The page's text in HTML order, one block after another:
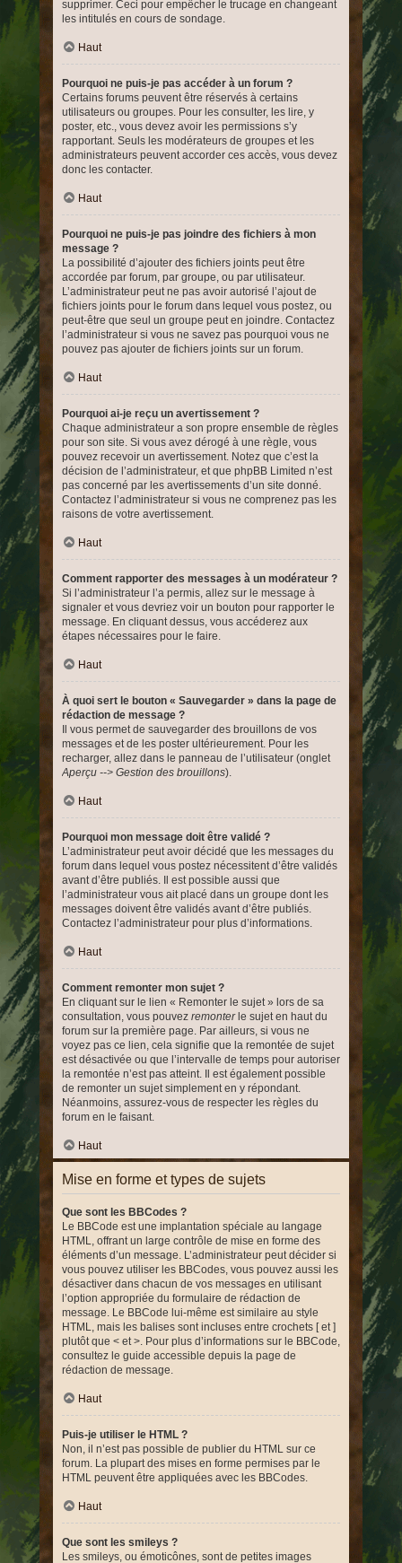
supprimer. Ceci pour empêcher le trucage en changeant
les intitulés en cours de sondage.
Haut
Pourquoi ne puis-je pas accéder à un forum ?
Certains forums peuvent être réservés à certains
utilisateurs ou groupes. Pour les consulter, les lire, y
poster, etc., vous devez avoir les permissions s’y
rapportant. Seuls les modérateurs de groupes et les
administrateurs peuvent accorder ces accès, vous devez
donc les contacter.
Haut
Pourquoi ne puis-je pas joindre des fichiers à mon
message ?
La possibilité d’ajouter des fichiers joints peut être
accordée par forum, par groupe, ou par utilisateur.
L’administrateur peut ne pas avoir autorisé l’ajout de
fichiers joints pour le forum dans lequel vous postez, ou
peut-être que seul un groupe peut en joindre. Contactez
l’administrateur si vous ne savez pas pourquoi vous ne
pouvez pas ajouter de fichiers joints sur un forum.
Haut
Pourquoi ai-je reçu un avertissement ?
Chaque administrateur a son propre ensemble de règles
pour son site. Si vous avez dérogé à une règle, vous
pouvez recevoir un avertissement. Notez que c’est la
décision de l’administrateur, et que phpBB Limited n’est
pas concerné par les avertissements d’un site donné.
Contactez l’administrateur si vous ne comprenez pas les
raisons de votre avertissement.
Haut
Comment rapporter des messages à un modérateur ?
Si l’administrateur l’a permis, allez sur le message à
signaler et vous devriez voir un bouton pour rapporter le
message. En cliquant dessus, vous accéderez aux
étapes nécessaires pour le faire.
Haut
À quoi sert le bouton « Sauvegarder » dans la page de
rédaction de message ?
Il vous permet de sauvegarder des brouillons de vos
messages et de les poster ultérieurement. Pour les
recharger, allez dans le panneau de l’utilisateur (onglet
Aperçu --> Gestion des brouillons).
Haut
Pourquoi mon message doit être validé ?
L’administrateur peut avoir décidé que les messages du
forum dans lequel vous postez nécessitent d’être validés
avant d’être publiés. Il est possible aussi que
l’administrateur vous ait placé dans un groupe dont les
messages doivent être validés avant d’être publiés.
Contactez l’administrateur pour plus d’informations.
Haut
Comment remonter mon sujet ?
En cliquant sur le lien « Remonter le sujet » lors de sa
consultation, vous pouvez remonterle sujet en haut du
forum sur la première page. Par ailleurs, si vous ne
voyez pas ce lien, cela signifie que la remontée de sujet
est désactivée ou que l’intervalle de temps pour autoriser
la remontée n’est pas atteint. Il est également possible
de remonter un sujet simplement en y répondant.
Néanmoins, assurez-vous de respecter les règles du
forum en le faisant.
Haut
Mise en forme et types de sujets
Que sont les BBCodes ?
Le BBCode est une implantation spéciale au langage
HTML, offrant un large contrôle de mise en forme des
éléments d’un message. L’administrateur peut décider si
vous pouvez utiliser les BBCodes, vous pouvez aussi les
désactiver dans chacun de vos messages en utilisant
l’option appropriée du formulaire de rédaction de
message. Le BBCode lui-même est similaire au style
HTML, mais les balises sont incluses entre crochets [ et ]
plutôt que < et >. Pour plus d’informations sur le BBCode,
consultez le guide accessible depuis la page de
rédaction de message.
Haut
Puis-je utiliser le HTML ?
Non, il n’est pas possible de publier du HTML sur ce
forum. La plupart des mises en forme permises par le
HTML peuvent être appliquées avec les BBCodes.
Haut
Que sont les smileys ?
Les smileys, ou émoticônes, sont de petites images